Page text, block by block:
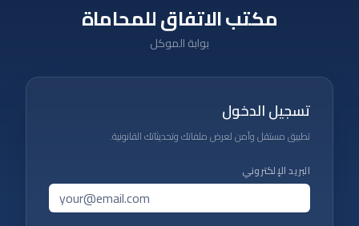
مكتب الاتفاق للمحاماة
بوابة الموكل
تسجيل الدخول
تطبيق مستقل وآمن لعرض ملفاتك وتحديثاتك القانونية.
البريد الإلكتروني